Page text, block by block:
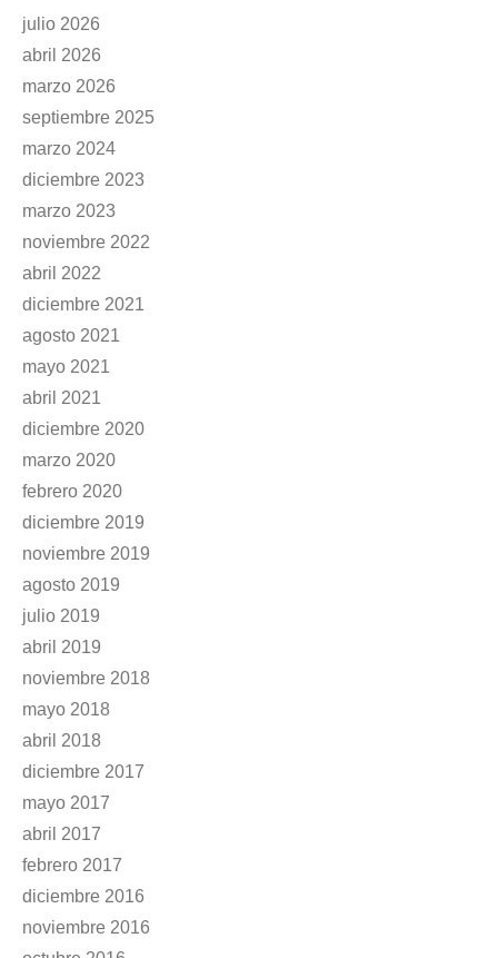
julio 2026
abril 2026
marzo 2026
septiembre 2025
marzo 2024
diciembre 2023
marzo 2023
noviembre 2022
abril 2022
diciembre 2021
agosto 2021
mayo 2021
abril 2021
diciembre 2020
marzo 2020
febrero 2020
diciembre 2019
noviembre 2019
agosto 2019
julio 2019
abril 2019
noviembre 2018
mayo 2018
abril 2018
diciembre 2017
mayo 2017
abril 2017
febrero 2017
diciembre 2016
noviembre 2016